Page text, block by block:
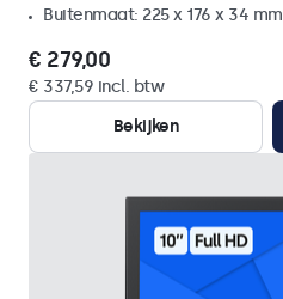
Buitenmaat: 225 x 176 x 34 mm
€ 279,00
€ 337,59 incl. btw
Bekijken